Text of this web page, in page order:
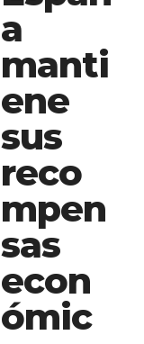
a
manti
ene
sus
reco
mpen
sas
econ
ómic